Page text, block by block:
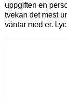
uppgiften en
tvekan det mest
väntar med er.